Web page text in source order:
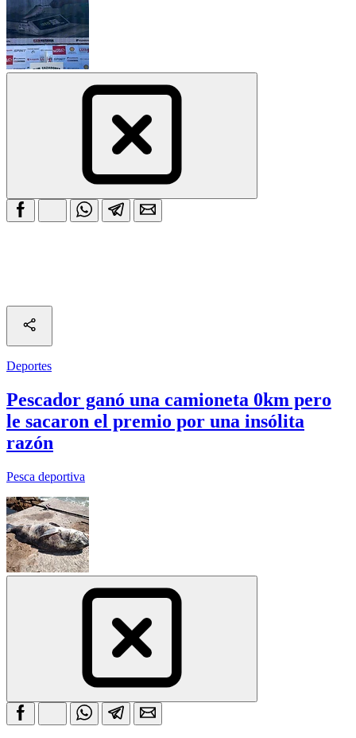
Deportes
Pescador ganó una camioneta 0km pero
le sacaron el premio por una insólita
razón
Pesca deportiva